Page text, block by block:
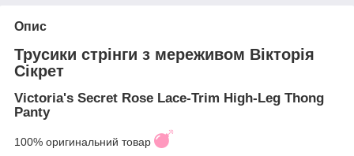
Опис
Трусики стрінги з мереживом Вікторія
Сікрет
Victoria's Secret Rose Lace-Trim High-Leg Thong
Panty
100% оригинальний товар